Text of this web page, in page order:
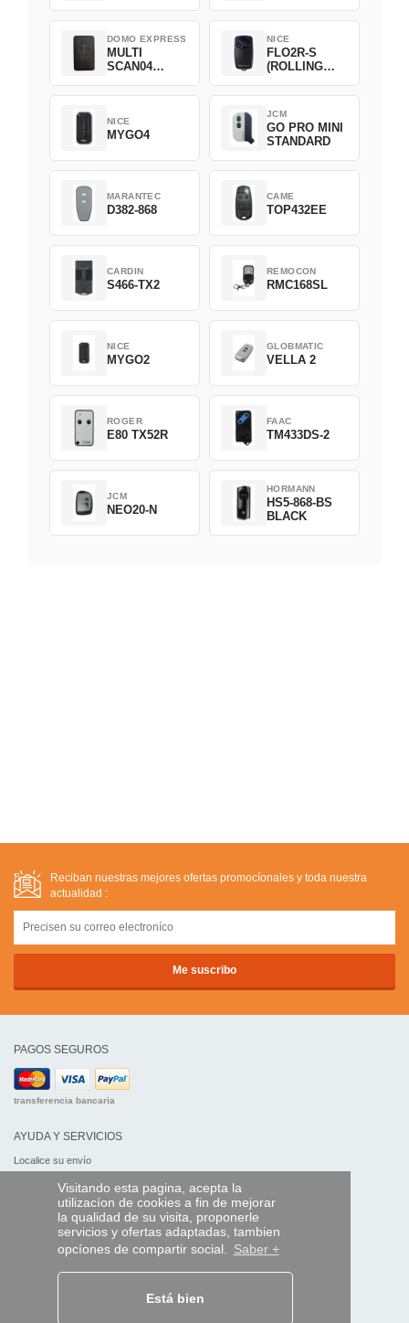
Visitando esta pagina, acepta la
utilizacíon de cookies a fin de mejorar
la qualidad de su visita, proponerle
servicios y ofertas adaptadas, tambien
opcíones de compartir social. Saber +
Está bien
DOMO EXPRESS
MULTI
SCAN04
NICE
FLO2R-S
(ROLLING
NICE
MYGO4
JCM
GO PRO MINI
STANDARD
MARANTEC
D382-868
CAME
TOP432EE
CARDIN
S466-TX2
REMOCON
RMC168SL
NICE
MYGO2
GLOBMATIC
VELLA 2
ROGER
E80 TX52R
FAAC
TM433DS-2
JCM
NEO20-N
HORMANN
HS5-868-BS
BLACK
Reciban nuestras mejores ofertas promocíonales y toda nuestra
actualidad :
PAGOS SEGUROS
transferencia bancaria
AYUDA Y SERVICIOS
Localice su envío
MANDO EXPRESS
¿Quiénes somos?
Información legal
Acceso profesionales